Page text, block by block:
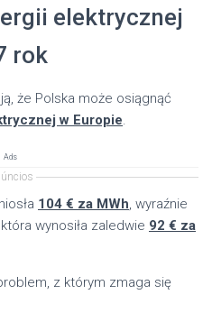
elektrycznej
rok
że Polska może osiągnąć
w Europie.
Ads
104 € za MWh, wyraźnie
wynosiła zaledwie 92 € za
z którym zmaga się